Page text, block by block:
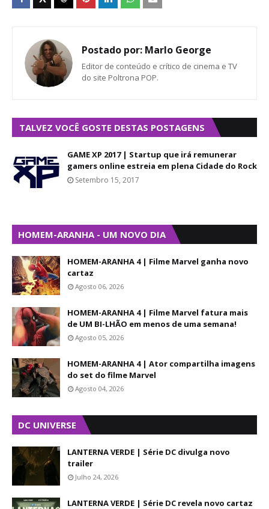
Postado por: Marlo George
Editor de conteúdo e crítico de cinema e TV
do site Poltrona POP.
TALVEZ VOCÊ GOSTE DESTAS POSTAGENS
GAME XP 2017 | Startup que irá remunerar
gamers online estreia em plena Cidade do Rock
Setembro 15, 2017
HOMEM-ARANHA - UM NOVO DIA
HOMEM-ARANHA 4 | Filme Marvel ganha novo
cartaz
Agosto 06, 2026
HOMEM-ARANHA 4 | Filme Marvel fatura mais
de UM BI-LHÃO em menos de uma semana!
Agosto 05, 2026
HOMEM-ARANHA 4 | Ator compartilha imagens
do set do filme Marvel
Agosto 04, 2026
DC UNIVERSE
LANTERNA VERDE | Série DC divulga novo
trailer
Julho 24, 2026
LANTERNA VERDE | Série DC revela novo cartaz